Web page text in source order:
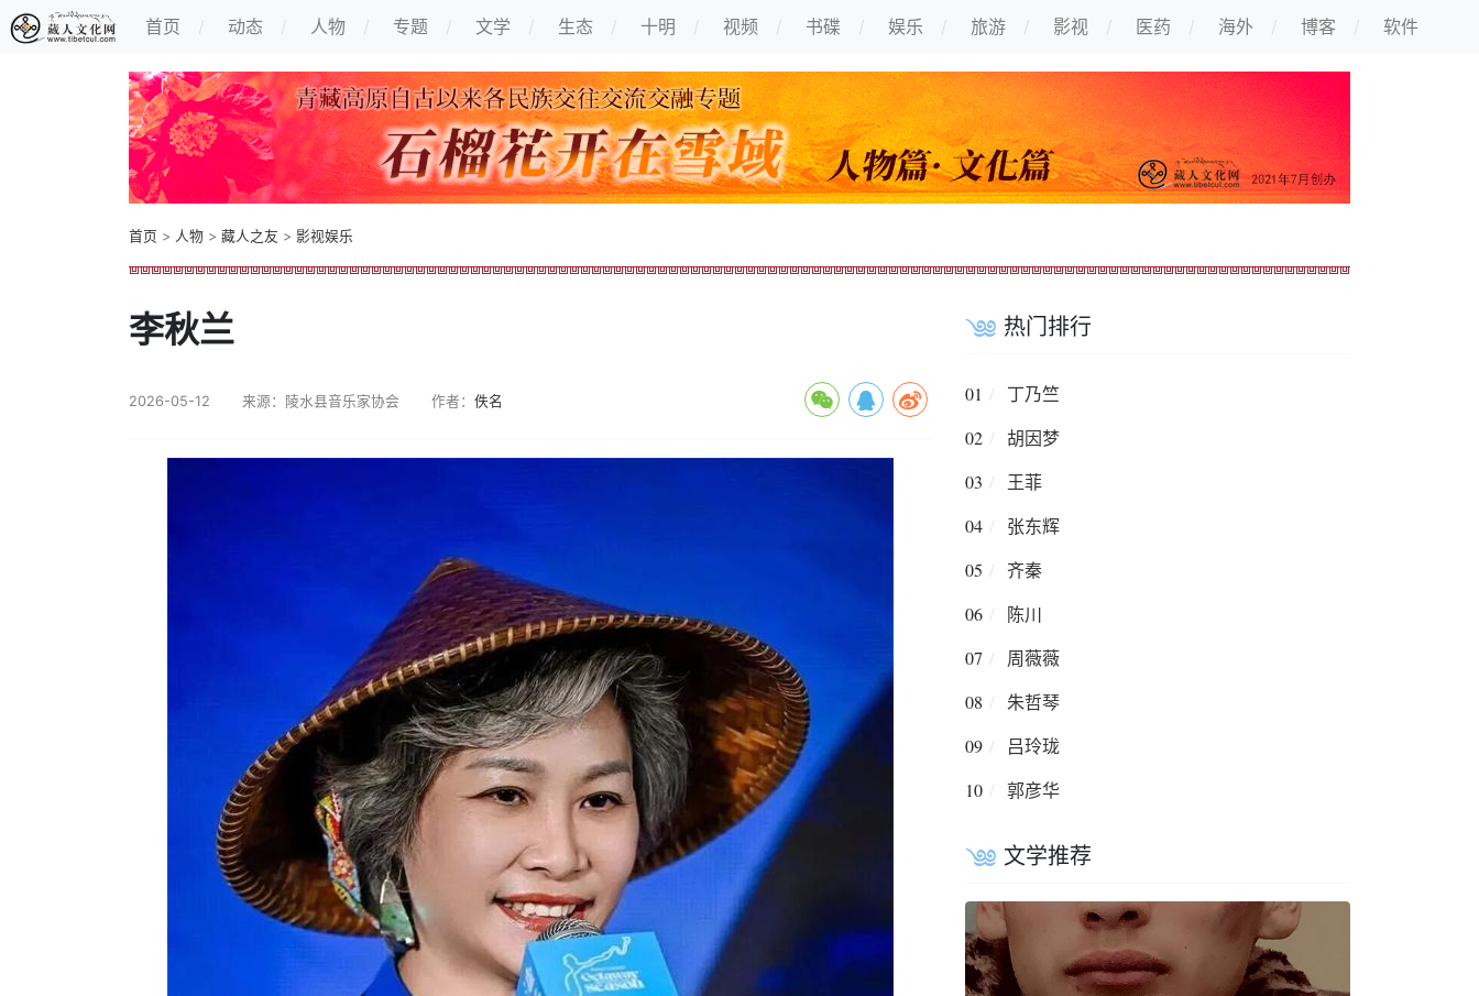
首页 动态 人物 专题 文学 生态 十明 视频 书碟 娱乐 旅游 影视 医药 海外 博客 软件
首页 > 人物 > 藏人之友 > 影视娱乐
李秋兰
2026-05-12 来源：陵水县音乐家协会 作者： 佚名
热门排行
01 丁乃竺
02 胡因梦
03 王菲
04 张东辉
05 齐秦
06 陈川
07 周薇薇
08 朱哲琴
09 吕玲珑
10 郭彦华
文学推荐